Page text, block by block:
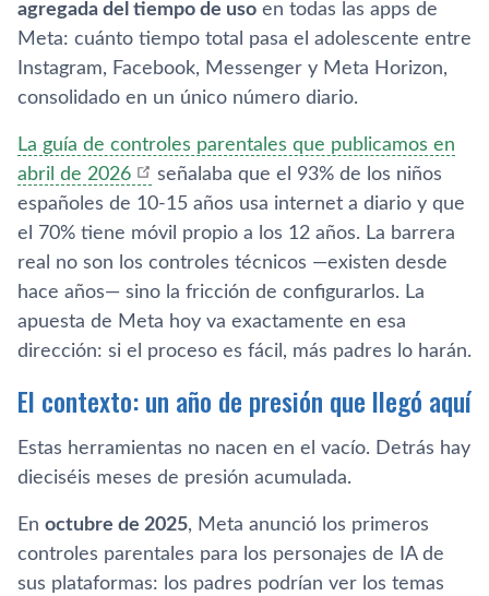
agregada del tiempo de uso en todas las apps de
Meta: cuánto tiempo total pasa el adolescente entre
Instagram, Facebook, Messenger y Meta Horizon,
consolidado en un único número diario.
La guía de controles parentales que publicamos en
abril de 2026
señalaba que el 93% de los niños
españoles de 10-15 años usa internet a diario y que
el 70% tiene móvil propio a los 12 años. La barrera
real no son los controles técnicos —existen desde
hace años— sino la fricción de configurarlos. La
apuesta de Meta hoy va exactamente en esa
dirección: si el proceso es fácil, más padres lo harán.
El contexto: un año de presión que llegó aquí
Estas herramientas no nacen en el vacío. Detrás hay
dieciséis meses de presión acumulada.
En octubre de 2025, Meta anunció los primeros
controles parentales para los personajes de IA de
sus plataformas: los padres podrían ver los temas